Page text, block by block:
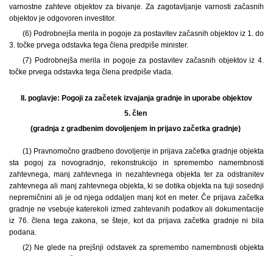
varnostne zahteve objektov za bivanje. Za zagotavljanje varnosti začasnih
objektov je odgovoren investitor.
(6) Podrobnejša merila in pogoje za postavitev začasnih objektov iz 1. do
3. točke prvega odstavka tega člena predpiše minister.
(7) Podrobnejša merila in pogoje za postavitev začasnih objektov iz 4.
točke prvega odstavka tega člena predpiše vlada.
II. poglavje: Pogoji za začetek izvajanja gradnje in uporabe objektov
5. člen
(gradnja z gradbenim dovoljenjem in prijavo začetka gradnje)
(1) Pravnomočno gradbeno dovoljenje in prijava začetka gradnje objekta
sta pogoj za novogradnjo, rekonstrukcijo in spremembo namembnosti
zahtevnega, manj zahtevnega in nezahtevnega objekta ter za odstranitev
zahtevnega ali manj zahtevnega objekta, ki se dotika objekta na tuji sosednji
nepremičnini ali je od njega oddaljen manj kot en meter. Če prijava začetka
gradnje ne vsebuje katerekoli izmed zahtevanih podatkov ali dokumentacije
iz 76. člena tega zakona, se šteje, kot da prijava začetka gradnje ni bila
podana.
(2) Ne glede na prejšnji odstavek za spremembo namembnosti objekta